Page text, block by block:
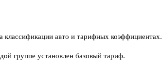
классификации авто и тарифных коэффициентах.
группе установлен базовый тариф.